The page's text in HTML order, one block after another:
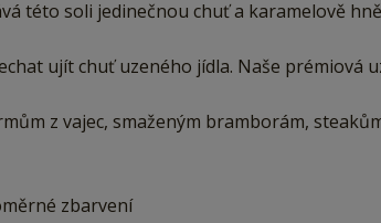
této soli jedinečnou chuť a karamelově
ujít chuť uzeného jídla. Naše
z vajec, smaženým bramborám,
zbarvení